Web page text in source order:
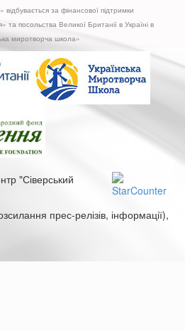
за фінансової підтримки
посольства Великої Британії в Україні в
миротворча школа»
"Сіверський
прес-релізів, інформації),